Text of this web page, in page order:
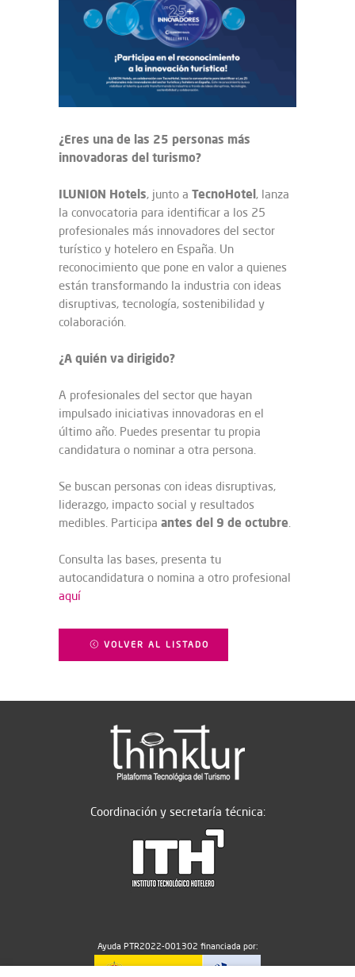
¿Eres una de las 25 personas más
innovadoras del turismo?
ILUNION Hotels, junto a TecnoHotel, lanza
la convocatoria para identificar a los 25
profesionales más innovadores del sector
turístico y hotelero en España. Un
reconocimiento que pone en valor a quienes
están transformando la industria con ideas
disruptivas, tecnología, sostenibilidad y
colaboración.
¿A quién va dirigido?
A profesionales del sector que hayan
impulsado iniciativas innovadoras en el
último año. Puedes presentar tu propia
candidatura o nominar a otra persona.
Se buscan personas con ideas disruptivas,
liderazgo, impacto social y resultados
medibles. Participa antes del 9 de octubre.
Consulta las bases, presenta tu
autocandidatura o nomina a otro profesional
aquí
VOLVER AL LISTADO
Coordinación y secretaría técnica:
Ayuda PTR2022-001302 financiada por: